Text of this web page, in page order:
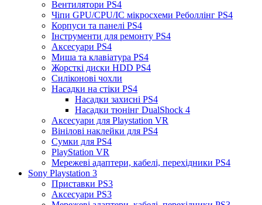
Вентилятори PS4
Чіпи GPU/CPU/IC мікросхеми Реболлінг PS4
Корпуси та панелі PS4
Інструменти для ремонту PS4
Аксесуари PS4
Миша та клавіатура PS4
Жорсткі диски HDD PS4
Силіконові чохли
Насадки на стіки PS4
Насадки захисні PS4
Насадки тюнінг DualShock 4
Аксесуари для Playstation VR
Вінілові наклейки для PS4
Сумки для PS4
PlayStation VR
Мережеві адаптери, кабелі, перехідники PS4
Sony Playstation 3
Приставки PS3
Аксесуари PS3